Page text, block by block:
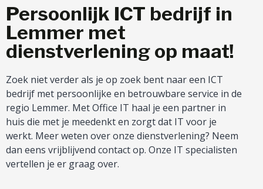
Persoonlijk ICT bedrijf in
Lemmer met
dienstverlening op maat!
Zoek niet verder als je op zoek bent naar een ICT
bedrijf met persoonlijke en betrouwbare service in de
regio Lemmer. Met Office IT haal je een partner in
huis die met je meedenkt en zorgt dat IT voor je
werkt. Meer weten over onze dienstverlening? Neem
dan eens vrijblijvend contact op. Onze IT specialisten
vertellen je er graag over.